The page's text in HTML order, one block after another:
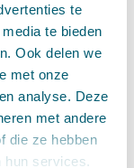
te
te bieden
Ook delen we
met onze
analyse. Deze
met andere
die ze hebben
hun services.
of
Haar
lid toe te